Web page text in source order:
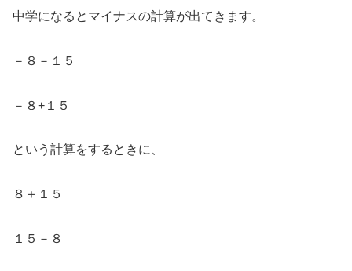
中学になるとマイナスの計算が出てきます。
－８－１５
－８+１５
という計算をするときに、
８＋１５
１５－８